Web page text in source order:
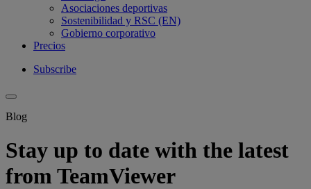
Asociaciones deportivas
Sostenibilidad y RSC (EN)
Gobierno corporativo
Precios
Subscribe
Blog
Stay up to date with the latest
from TeamViewer